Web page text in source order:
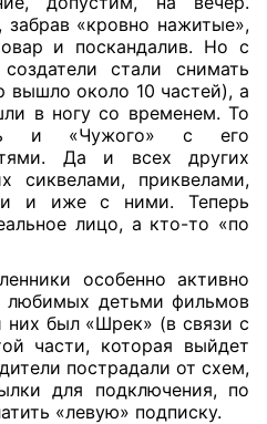
«кровно нажитые»,
и поскандалив. Но с
стали снимать
вышло около 10 частей), а
в ногу со временем. То
и «Чужого» с его
Да и всех других
сиквелами, приквелами,
и иже с ними. Теперь
лицо, а кто-то «по
особенно активно
любимых детьми фильмов
был «Шрек» (в связи с
части, которая выйдет
пострадали от схем,
для подключения, по
«левую» подписку.